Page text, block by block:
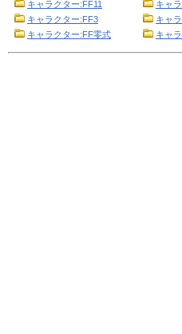
キャラクター:FF11
キャ
キャラクター:FF3
キャ
キャラクター:FF零式
キャ